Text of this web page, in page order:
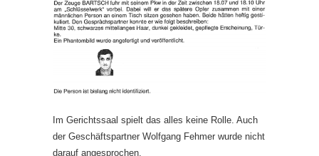
Im Gerichtssaal spielt das alles keine Rolle. Auch
der Geschäftspartner Wolfgang Fehmer wurde nicht
darauf angesprochen.